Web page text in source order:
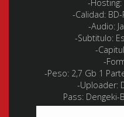
-Hosting:
-Calidad:BD-
-Audio:
-Subtitulo:
-
-
-Peso:2,7 Gb 1
-Uploader:
Pass: Dengeki-